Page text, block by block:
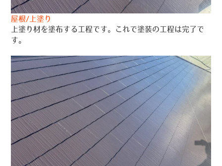
屋根/上塗り
上塗り材を塗布する工程です。これで塗装の工程は完了で
す。